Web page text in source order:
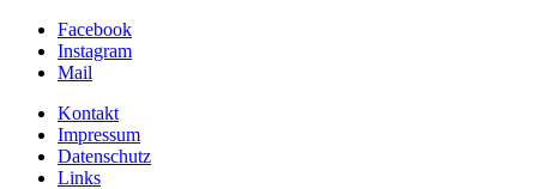
Facebook
Instagram
Mail
Kontakt
Impressum
Datenschutz
Links